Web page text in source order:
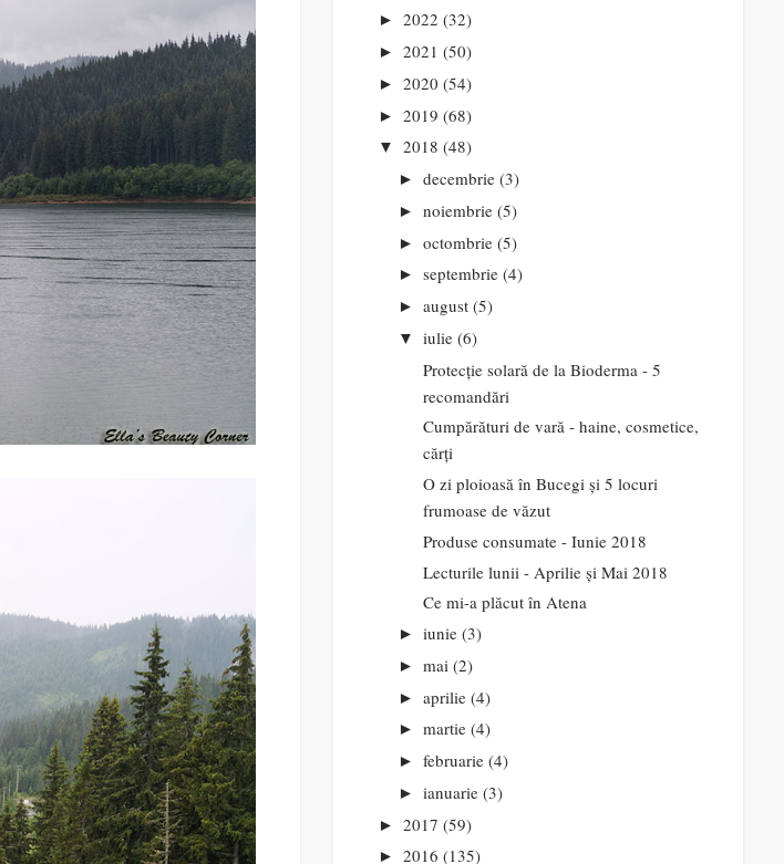
► 2022 (32)
► 2021 (50)
► 2020 (54)
► 2019 (68)
▼ 2018 (48)
► decembrie (3)
► noiembrie (5)
► octombrie (5)
► septembrie (4)
► august (5)
▼ iulie (6)
Protecție solară de la Bioderma - 5
recomandări
Cumpărături de vară - haine, cosmetice,
cărți
O zi ploioasă în Bucegi și 5 locuri
frumoase de văzut
Produse consumate - Iunie 2018
Lecturile lunii - Aprilie și Mai 2018
Ce mi-a plăcut în Atena
► iunie (3)
► mai (2)
► aprilie (4)
► martie (4)
► februarie (4)
► ianuarie (3)
► 2017 (59)
► 2016 (135)